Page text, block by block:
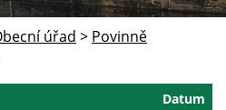
úřad > Povinně
Datum